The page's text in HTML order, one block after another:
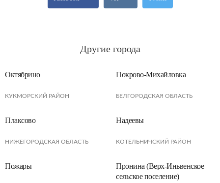
Другие города
Октябрино
КУКМОРСКИЙ РАЙОН
Покрово-Михайловка
БЕЛГОРОДСКАЯ ОБЛАСТЬ
Плаксово
НИЖЕГОРОДСКАЯ ОБЛАСТЬ
Надеевы
КОТЕЛЬНИЧСКИЙ РАЙОН
Пожары
Пронина (Верх-Иньвенское
сельское поселение)